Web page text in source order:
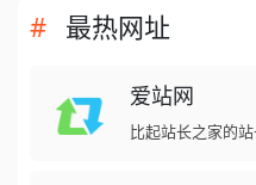
最热网址
爱站网
比起站长之家的